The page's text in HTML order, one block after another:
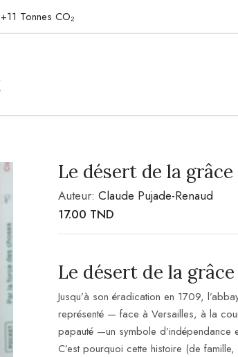
+11 Tonnes CO₂
Le désert de la grâce
Auteur:Claude Pujade-Renaud
17.00 TND
Le désert de la grâce
Jusqu’à son éradication en 1709,
représenté — face à Versailles, à la
papauté —un symbole d’indépendance
C’est pourquoi cette histoire (de